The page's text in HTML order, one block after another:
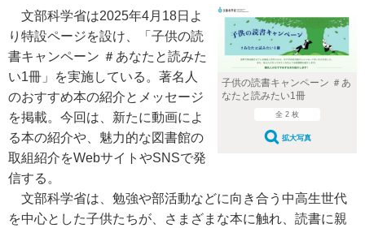
子供の読書キャンペーン ＃あ
なたと読みたい1冊
全 2 枚
拡大写真
文部科学省は2025年4月18日よ
り特設ページを設け、「子供の読
書キャンペーン ＃あなたと読みた
い1冊」を実施している。著名人
のおすすめ本の紹介とメッセージ
を掲載。今回は、新たに動画によ
る本の紹介や、魅力的な図書館の
取組紹介をWebサイトやSNSで発
信する。
文部科学省は、勉強や部活動などに向き合う中高生世代
を中心とした子供たちが、さまざまな本に触れ、読書に親